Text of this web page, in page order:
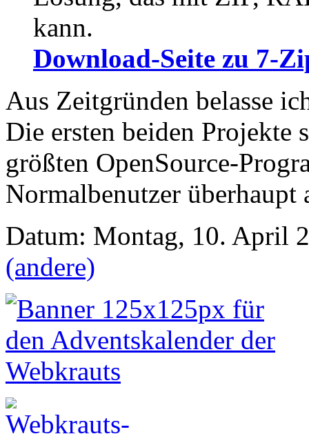
kann.
Download-Seite zu 7-
Aus Zeitgründen belasse
Die ersten beiden Projekte
größten OpenSource-
Normalbenutzer
Datum: Montag, 10. April
(andere)